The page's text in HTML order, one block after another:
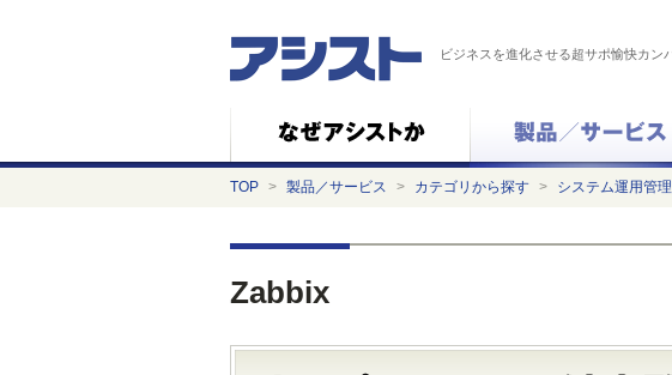
ビジネスを進化させる超サポ愉快カン
TOP > 製品／サービス > カテゴリから探す > システム運用管理
Zabbix